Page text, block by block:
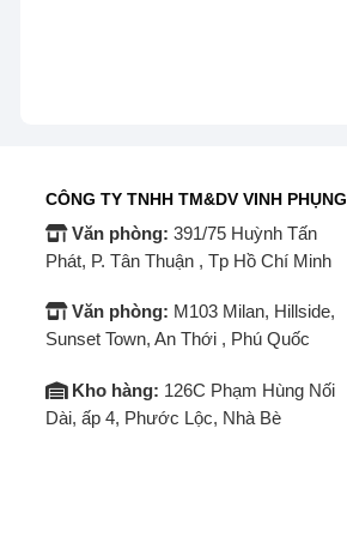
CÔNG TY TNHH TM&DV VINH PHỤNG
Văn phòng: 391/75 Huỳnh Tấn
Phát, P. Tân Thuận , Tp Hồ Chí Minh
Văn phòng: M103 Milan, Hillside,
Sunset Town, An Thới , Phú Quốc
Kho hàng: 126C Phạm Hùng Nối
Dài, ấp 4, Phước Lộc, Nhà Bè